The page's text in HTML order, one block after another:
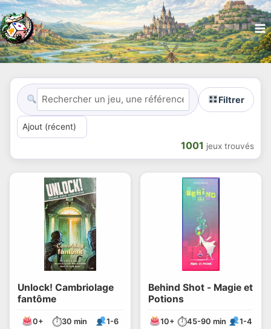
Filtrer
1001 jeux trouvés
Unlock! Cambriolage
fantôme
0+ ⏱30 min 1-6
Behind Shot - Magie et
Potions
10+ ⏱45-90 min 1-4